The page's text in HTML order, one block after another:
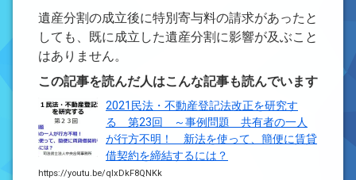
遺産分割の成立後に特別寄与料の請求があったと
しても、既に成立した遺産分割に影響が及ぶこと
はありません。
この記事を読んだ人はこんな記事も読んでいます
2021民法・不動産登記法改正を研究す
る 第23回 ～事例問題 共有者の一人
が行方不明！ 新法を使って、簡便に賃貸
借契約を締結するには？
https://youtu.be/qIxDkF8QNKk